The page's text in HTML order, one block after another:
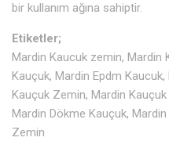
bir kullanım ağına sahiptir.
Etiketler;
Mardin Kaucuk zemin, Mardin
Kauçuk, Mardin Epdm Kaucuk,
Kauçuk Zemin, Mardin
Mardin Dökme Kauçuk,
Zemin